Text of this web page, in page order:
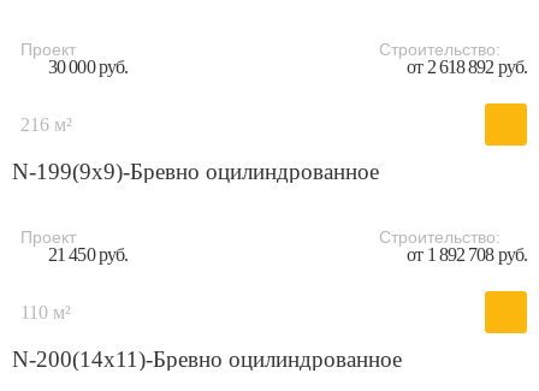
Проект
30 000 руб.
Строительство:
от 2 618 892 руб.
216 м²
N-199(9x9)-Бревно оцилиндрованное
Проект
21 450 руб.
Строительство:
от 1 892 708 руб.
110 м²
N-200(14x11)-Бревно оцилиндрованное